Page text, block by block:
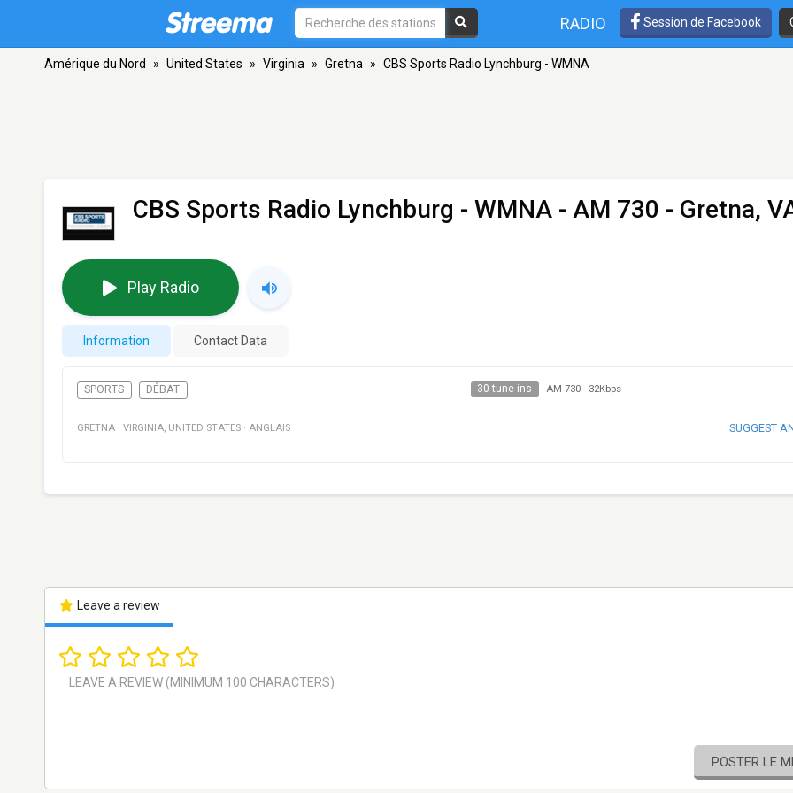
RADIO Session de Facebook
Amérique du Nord » United States » Virginia » Gretna » CBS Sports Radio Lynchburg - WMNA
CBS Sports Radio Lynchburg - WMNA - AM 730 - Gretna,
Play Radio
Information Contact Data
SPORTS DÉBAT 30 tune ins AM 730- 32Kbps
GRETNA · VIRGINIA, UNITED STATES · ANGLAIS SUGGEST
Leave a review
POSTER LE